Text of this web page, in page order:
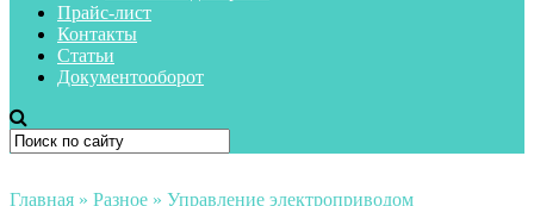
Прайс-лист
Контакты
Статьи
Документооборот
Главная » Разное » Управление электроприводом